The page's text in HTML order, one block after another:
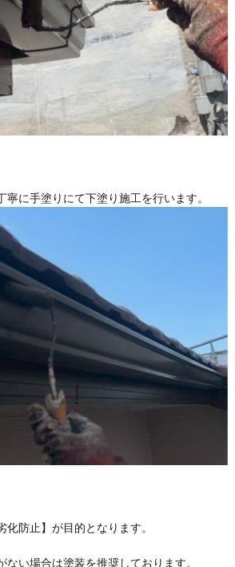
寧に手塗りにて下塗り施工を行います。
防止】が目的となります。
い場合は塗装を推奨しております。